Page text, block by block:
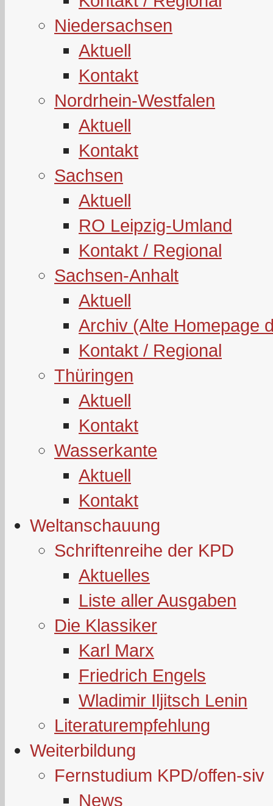
Niedersachsen
Aktuell
Kontakt
Nordrhein-Westfalen
Aktuell
Kontakt
Sachsen
Aktuell
RO Leipzig-Umland
Kontakt / Regional
Sachsen-Anhalt
Aktuell
Archiv (Alte Homepage
Kontakt / Regional
Thüringen
Aktuell
Kontakt
Wasserkante
Aktuell
Kontakt
Weltanschauung
Schriftenreihe der KPD
Aktuelles
Liste aller Ausgaben
Die Klassiker
Karl Marx
Friedrich Engels
Wladimir Iljitsch Lenin
Literaturempfehlung
Weiterbildung
Fernstudium KPD/offen-siv
News